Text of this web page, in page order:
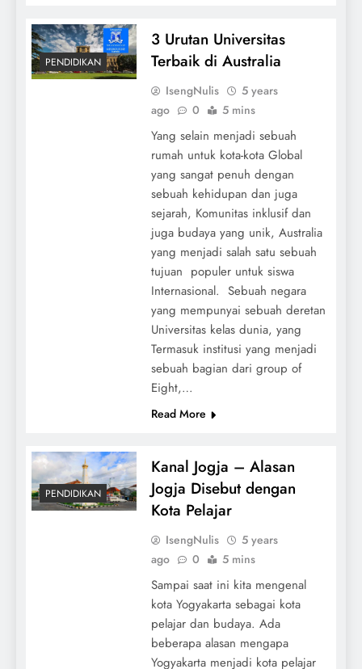
PENDIDIKAN
3 Urutan Universitas
Terbaik di Australia
IsengNulis
5 years
ago
0 5 mins
Yang selain menjadi sebuah
rumah untuk kota-kota Global
yang sangat penuh dengan
sebuah kehidupan dan juga
sejarah, Komunitas inklusif dan
juga budaya yang unik, Australia
yang menjadi salah satu sebuah
tujuan populer untuk siswa
Internasional. Sebuah negara
yang mempunyai sebuah deretan
Universitas kelas dunia, yang
Termasuk institusi yang menjadi
sebuah bagian dari group of
Eight,…
Read More
PENDIDIKAN
Kanal Jogja – Alasan
Jogja Disebut dengan
Kota Pelajar
IsengNulis
5 years
ago
0 5 mins
Sampai saat ini kita mengenal
kota Yogyakarta sebagai kota
pelajar dan budaya. Ada
beberapa alasan mengapa
Yogyakarta menjadi kota pelajar